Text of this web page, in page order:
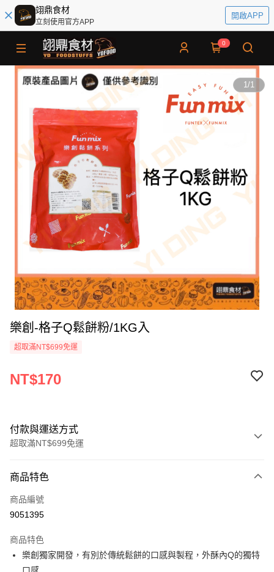
翊鼎食材
立刻使用官方APP
開啟APP
0
1/1
樂創-格子Q鬆餅粉/1KG入
超取滿NT$699免運
NT$170
付款與運送方式
超取滿NT$699免運
信用卡一次付款
Apple Pay
運送方式
• 付款後全家取貨
商品特色
商品編號
9051395
商品特色
樂創獨家開發，有別於傳統鬆餅的口感與製程，外酥內Q的獨特